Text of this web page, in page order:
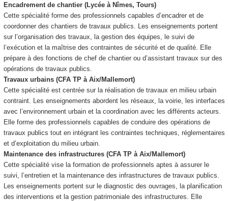
Encadrement de chantier (Lycée à Nîmes, Tours)
Cette spécialité forme des professionnels capables d’encadrer et de
coordonner des chantiers de travaux publics. Les enseignements portent
sur l’organisation des travaux, la gestion des équipes, le suivi de
l’exécution et la maîtrise des contraintes de sécurité et de qualité. Elle
prépare à des fonctions de chef de chantier ou d’assistant travaux sur des
opérations de travaux publics.
Travaux urbains (CFA TP à Aix/Mallemort)
Cette spécialité est centrée sur la réalisation de travaux en milieu urbain
contraint. Les enseignements abordent les réseaux, la voirie, les interfaces
avec l’environnement urbain et la coordination avec les différents acteurs.
Elle forme des professionnels capables de conduire des opérations de
travaux publics tout en intégrant les contraintes techniques, réglementaires
et d’exploitation du milieu urbain.
Maintenance des infrastructures (CFA TP à Aix/Mallemort)
Cette spécialité vise la formation de professionnels aptes à assurer le
suivi, l’entretien et la maintenance des infrastructures de travaux publics.
Les enseignements portent sur le diagnostic des ouvrages, la planification
des interventions et la gestion patrimoniale des infrastructures. Elle